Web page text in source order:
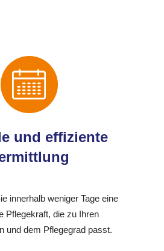
und effiziente
innerhalb weniger Tage eine
Pflegekraft, die zu Ihren
und dem Pflegegrad passt.